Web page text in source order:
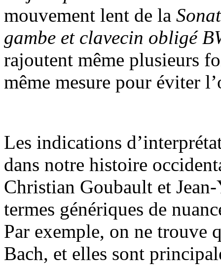
mouvement lent de la
gambe et clavecin obligé
rajoutent même plusieurs
même mesure pour éviter
Les indications
dans notre histoire
Christian Goubault et
termes génériques de
Par exemple, on ne trouve
Bach, et elles sont